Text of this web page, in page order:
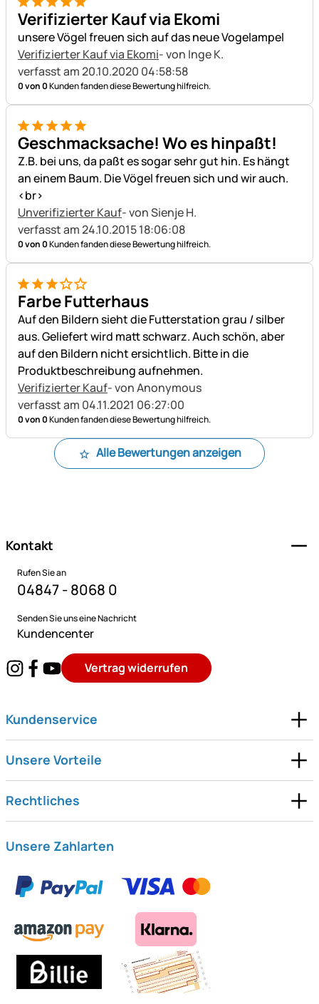
5 von 5
Verifizierter Kauf via Ekomi
unsere Vögel freuen sich auf das neue Vogelampel
Verifizierter Kauf via Ekomi- von Inge K.
verfasst am 20.10.2020 04:58:58
0 von 0Kunden fanden diese Bewertung hilfreich.
5 von 5
Geschmacksache! Wo es hinpaßt!
Z.B. bei uns, da paßt es sogar sehr gut hin. Es hängt
an einem Baum. Die Vögel freuen sich und wir auch.
<br>
Unverifizierter Kauf- von Sienje H.
verfasst am 24.10.2015 18:06:08
0 von 0Kunden fanden diese Bewertung hilfreich.
3 von 5
Farbe Futterhaus
Auf den Bildern sieht die Futterstation grau / silber
aus. Geliefert wird matt schwarz. Auch schön, aber
auf den Bildern nicht ersichtlich. Bitte in die
Produktbeschreibung aufnehmen.
Verifizierter Kauf- von Anonymous
verfasst am 04.11.2021 06:27:00
0 von 0Kunden fanden diese Bewertung hilfreich.
Alle Bewertungen anzeigen
Kontakt
Rufen Sie an
04847 - 8068 0
Senden Sie uns eine Nachricht
Kundencenter
Vertrag widerrufen
Kundenservice
Unsere Vorteile
Rechtliches
Unsere Zahlarten